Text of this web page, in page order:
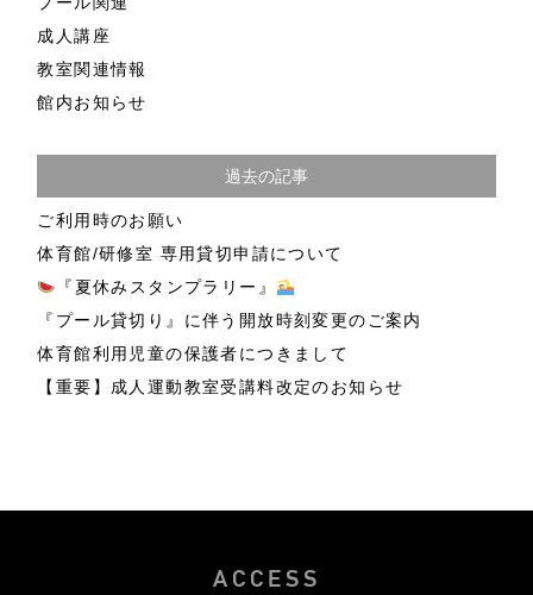
成人講座
教室関連情報
館内お知らせ
過去の記事
ご利用時のお願い
体育館/研修室 専用貸切申請について
『夏休みスタンプラリー』
『プール貸切り』に伴う開放時刻変更のご案内
体育館利用児童の保護者につきまして
【重要】成人運動教室受講料改定のお知らせ
ACCESS